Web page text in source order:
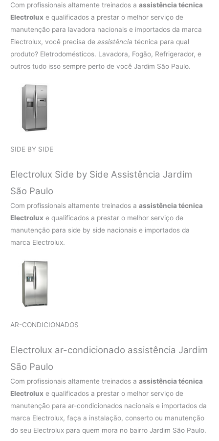
Com profissionais altamente treinados aassistência técnica
Electrolux e qualificados a prestar o melhor serviço de
manutenção para lavadora nacionais e importados da marca
Electrolux, você precisa deassistência técnica para qual
produto? Eletrodomésticos. Lavadora, Fogão, Refrigerador, e
outros tudo isso sempre perto de você Jardim São Paulo.
SIDE BY SIDE
Electrolux Side by Side Assistência Jardim
São Paulo
Com profissionais altamente treinados aassistência técnica
Electrolux e qualificados a prestar o melhor serviço de
manutenção para side by side nacionais e importados da
marca Electrolux.
AR-CONDICIONADOS
Electrolux ar-condicionado assistência Jardim
São Paulo
Com profissionais altamente treinados aassistência técnica
Electrolux e qualificados a prestar o melhor serviço de
manutenção para ar-condicionados nacionais e importados da
marca Electrolux, faça a instalação, conserto ou manutenção
do seu Electrolux para quem mora no bairro Jardim São Paulo.